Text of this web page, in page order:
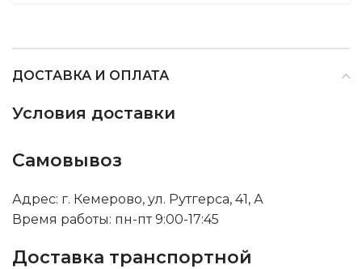
ДОСТАВКА И ОПЛАТА
Условия доставки
Самовывоз
Адрес: г. Кемерово, ул. Рутгерса, 41, А
Время работы: пн-пт 9:00-17:45
Доставка транспортной